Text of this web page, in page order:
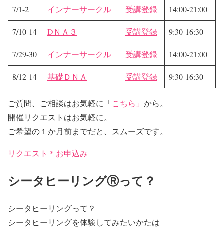
7/1-2 インナーサークル 受講登録 14:00-21:00
7/10-14 DＮＡ３ 受講登録 9:30-16:30
7/29-30 インナーサークル 受講登録 14:00-21:00
8/12-14 基礎ＤＮＡ 受講登録 9:30-16:30
ご質問、ご相談はお気軽に「こちら」 から。
開催リクエストはお気軽に。
ご希望の１か月前までだと、スムーズです。
リクエスト＊お申込み
シータヒーリングⓇって？
シータヒーリングって？
シータヒーリングを体験してみたいかたは